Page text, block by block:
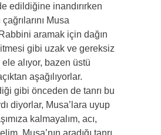
edildiğine inandırırken
Musa
aramak için dağın
gibi uzak ve gereksiz
ele alıyor, bazen üstü
aşağılıyorlar.
gibi önceden de tanrı bu
diyorlar, Musa’lara uyup
kalmayalım, acı,